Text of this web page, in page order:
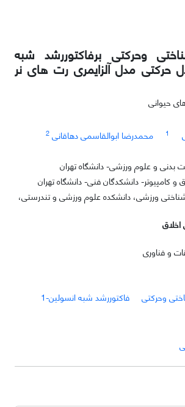
وحرکتی برفاکتوررشد شبه
1وتعادل حرکتی مدل آلزایمری رت های نر
حیوانی
1 محمدرضا ابوالقاسمی دهاقانی 2
بدنی و علوم ورزشی- دانشگاه تهران
کامپیوتر- دانشکدگان فنی- دانشگاه تهران
ورزشی، دانشکده علوم ورزشی و تندرستی،
اخلاق
و فناوری
وحرکتی
فاکتوررشد شبه انسولین-1